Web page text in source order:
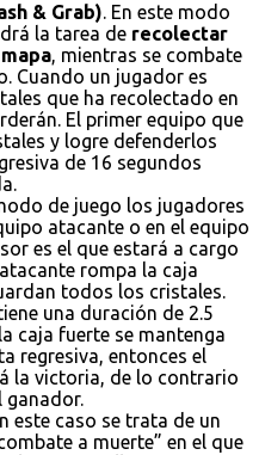
& Grab). En este modo
la tarea de recolectar
, mientras se combate
Cuando un jugador es
que ha recolectado en
El primer equipo que
y logre defenderlos
de 16 segundos
de juego los jugadores
atacante o en el equipo
es el que estará a cargo
rompa la caja
todos los cristales.
una duración de 2.5
caja fuerte se mantenga
regresiva, entonces el
la victoria, de lo contrario
ganador.
este caso se trata de un
a muerte” en el que